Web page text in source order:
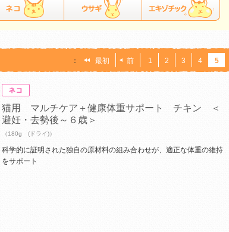
： 最初 前 1 2 3 4 5
猫用 マルチケア＋健康体重サポート チキン ＜
避妊・去勢後～６歳＞
（180g (ドライ)）
科学的に証明された独自の原材料の組み合わせが、適正な体重の維持
をサポート